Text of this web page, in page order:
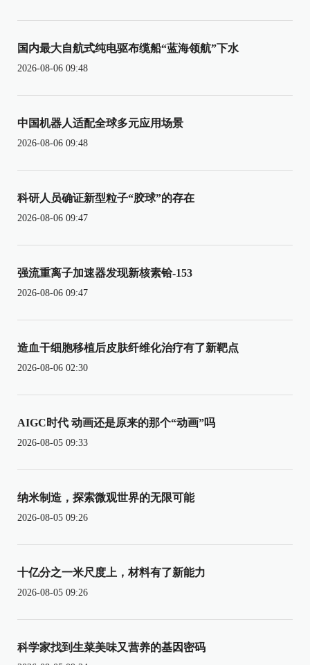
国内最大自航式纯电驱布缆船“蓝海领航”下水
2026-08-06 09:48
中国机器人适配全球多元应用场景
2026-08-06 09:48
科研人员确证新型粒子“胶球”的存在
2026-08-06 09:47
强流重离子加速器发现新核素铪-153
2026-08-06 09:47
造血干细胞移植后皮肤纤维化治疗有了新靶点
2026-08-06 02:30
AIGC时代 动画还是原来的那个“动画”吗
2026-08-05 09:33
纳米制造，探索微观世界的无限可能
2026-08-05 09:26
十亿分之一米尺度上，材料有了新能力
2026-08-05 09:26
科学家找到生菜美味又营养的基因密码